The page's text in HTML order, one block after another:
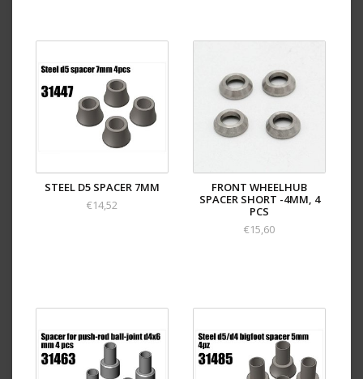
STEEL D5 SPACER 7MM
€14,52
FRONT WHEELHUB
SPACER SHORT -4MM, 4
PCS
€15,60